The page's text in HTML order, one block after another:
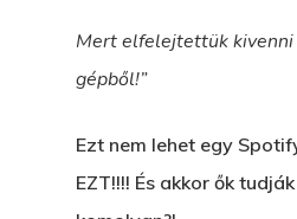
Mert elfelejtettük kivenni
gépből!”
Ezt nem lehet egy
EZT!!!! És akkor ők